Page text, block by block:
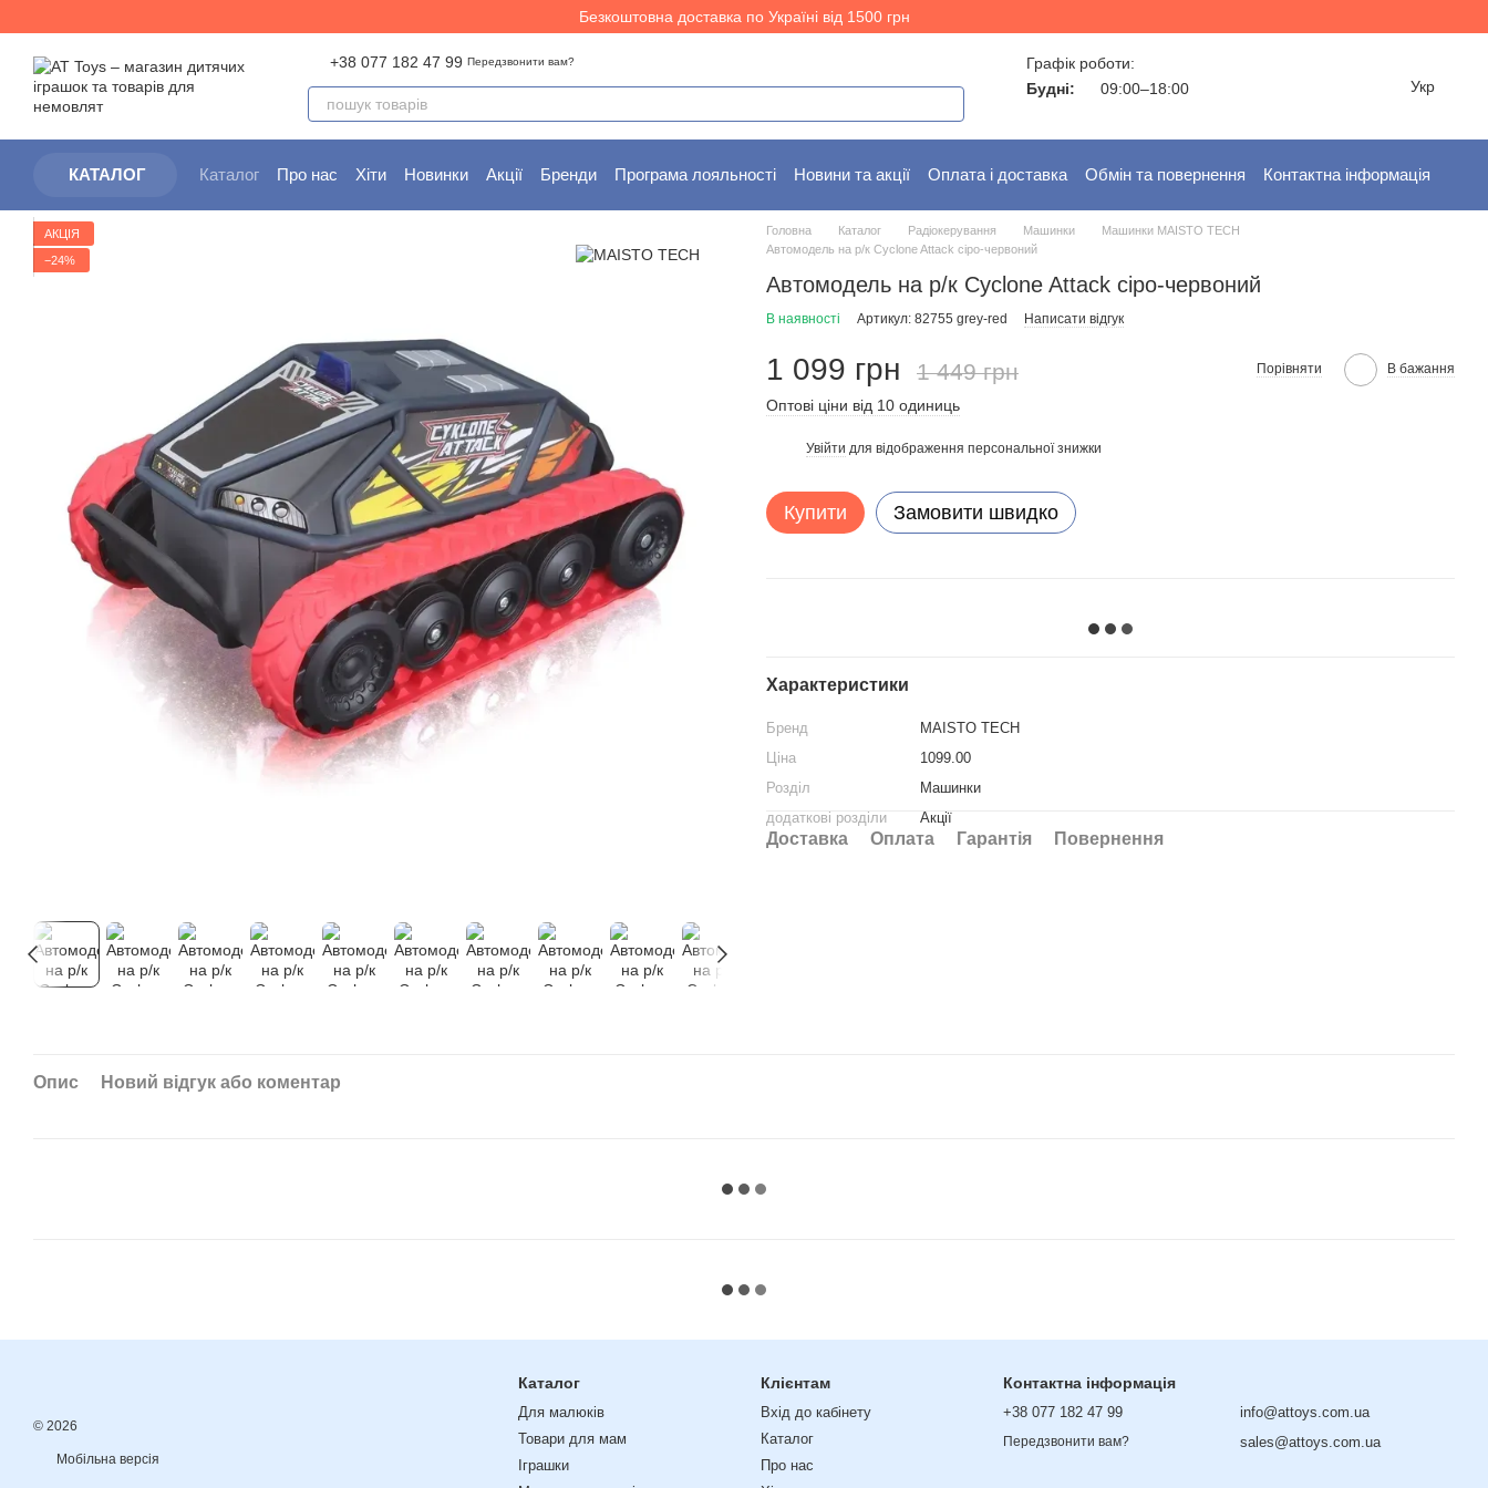
Безкоштовна доставка по Україні від 1500 грн
+38 077 182 47 99 Передзвонити вам?
Графік роботи:
Будні:
09:00–18:00 Укр
КАТАЛОГ Каталог Про нас Хіти Новинки Акції Бренди Програма лояльності Новини та акції Оплата і доставка Обмін та повернення
Контактна інформація
АКЦІЯ
−24%
Головна Каталог Радіокерування Машинки
Машинки MAISTO TECH
Автомодель на р/к Cyclone Attack сіро-червоний
Автомодель на р/к Cyclone Attack сіро-червоний
В наявності Артикул: 82755 grey-red Написати відгук
1 099 грн 1 449 грн Порівняти В бажання
Оптові ціни від 10 одиниць
Увійти для відображення персональної знижки
Купити Замовити швидко
Характеристики
Бренд
MAISTO TECH
Ціна
1099.00
Розділ
Машинки
додаткові розділи
Акції
Доставка Оплата Гарантія Повернення
Опис Новий відгук або коментар
© 2026
Мобільна версія
Каталог
Для малюків
Товари для мам
Іграшки
Клієнтам
Вхід до кабінету
Каталог
Про нас
Контактна інформація
+38 077 182 47 99
Передзвонити вам?
info@attoys.com.ua
sales@attoys.com.ua